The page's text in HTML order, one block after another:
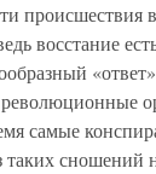
восстание
самые
таких сношений